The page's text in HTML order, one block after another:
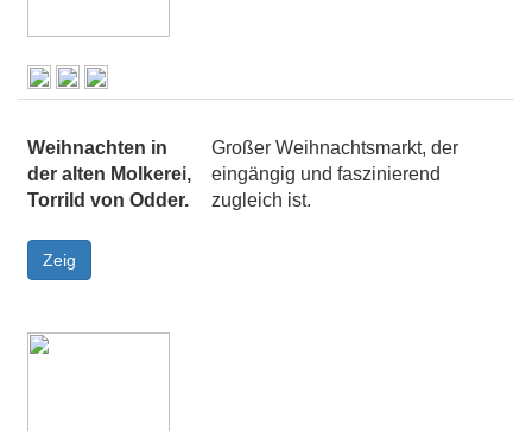
Weihnachten in
der alten Molkerei,
Torrild von Odder.
Großer Weihnachtsmarkt, der
eingängig und faszinierend
zugleich ist.